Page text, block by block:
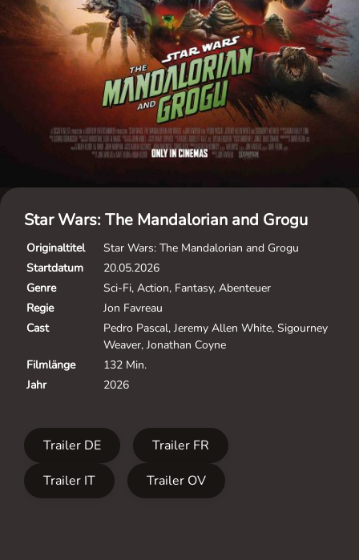
Star Wars: The Mandalorian and Grogu
Originaltitel
Star Wars: The Mandalorian and Grogu
Startdatum
20.05.2026
Genre
Sci-Fi, Action, Fantasy, Abenteuer
Regie
Jon Favreau
Cast
Pedro Pascal, Jeremy Allen White, Sigourney
Weaver, Jonathan Coyne
Filmlänge
132 Min.
Jahr
2026
Trailer DE
Trailer FR
Trailer IT
Trailer OV